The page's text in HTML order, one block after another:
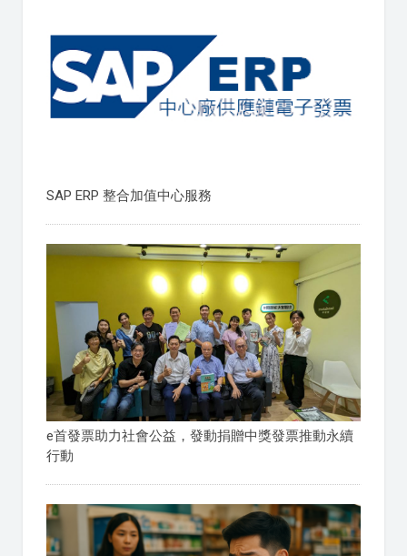
SAP ERP 整合加值中心服務
e首發票助力社會公益，發動捐贈中獎發票推動永續
行動